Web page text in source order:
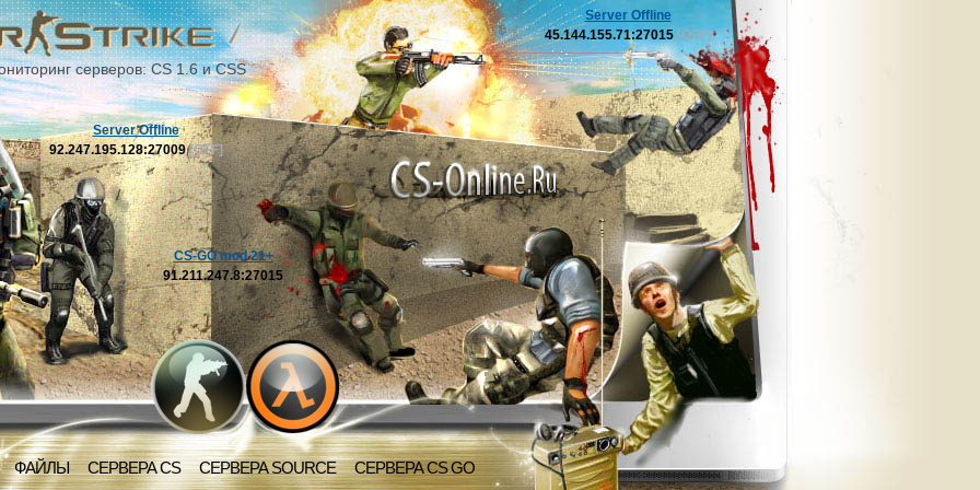
серверов: CS 1.6 и CSS
ФАЙЛЫ СЕРВЕРА CS СЕРВЕРА SOURCE СЕРВЕРА CS GO
Server Offline
92.247.195.128:27009[OFF]
CS-GO mod 21+
91.211.247.8:27015
Server Offline
45.144.155.71:27015 [OFF]